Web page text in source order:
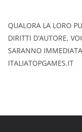
QUALORA LA LORO
DIRITTI D’AUTORE,
SARANNO
ITALIATOPGAMES.IT